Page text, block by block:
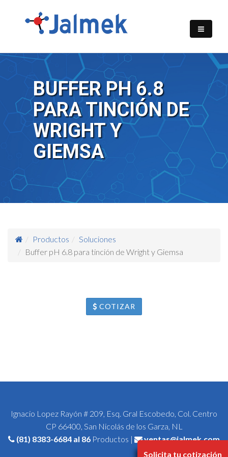
Solicita tu cotización
BUFFER PH 6.8
PARA TINCIÓN DE
WRIGHT Y
GIEMSA
Productos
Soluciones
Buffer pH 6.8 para tinción de Wright y Giemsa
COTIZAR
Ignacio Lopez Rayón # 209, Esq. Gral Escobedo, Col. Centro
CP 66400, San Nicolás de los Garza, NL
(81) 8383-6684 al 86 Productos | ventas@jalmek.com